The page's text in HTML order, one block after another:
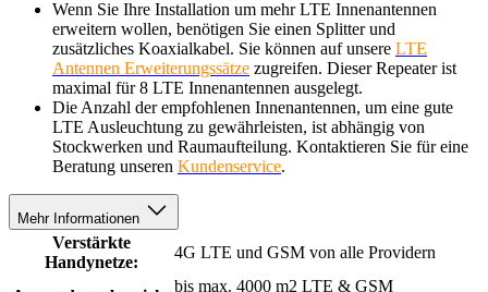
Wenn Sie Ihre Installation um mehr LTE Innenantennen
erweitern wollen, benötigen Sie einen Splitter und
zusätzliches Koaxialkabel. Sie können auf unsere LTE
Antennen Erweiterungssätze zugreifen. Dieser Repeater ist
maximal für 8 LTE Innenantennen ausgelegt.
Die Anzahl der empfohlenen Innenantennen, um eine gute
LTE Ausleuchtung zu gewährleisten, ist abhängig von
Stockwerken und Raumaufteilung. Kontaktieren Sie für eine
Beratung unseren Kundenservice.
Mehr Informationen
Verstärkte
Handynetze:
4G LTE und GSM von alle Providern
bis max. 4000 m2 LTE & GSM